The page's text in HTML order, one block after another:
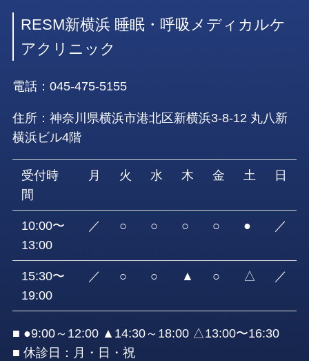
RESM新横浜 睡眠・呼吸メディカルケ
アクリニック
電話： 045-475-5155
住所：神奈川県横浜市港北区新横浜3-8-12 丸八新
横浜ビル4階
受付時
間
月 火 水 木 金 土 日
10:00〜
13:00
／ ○ ○ ○ ○ ● ／
15:30〜
19:00
／ ○ ○ ▲ ○ △ ／
■ ●9:00～12:00 ▲14:30～18:00 △13:00〜16:30
■ 休診日：月・日・祝